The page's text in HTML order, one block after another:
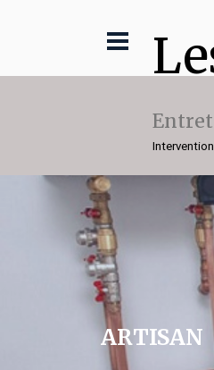
ARTISAN